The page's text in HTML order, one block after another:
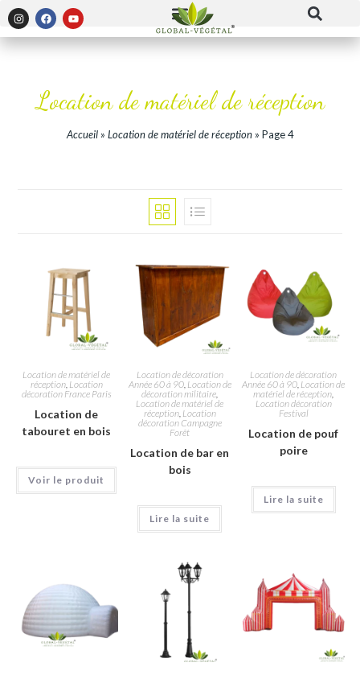
Location de matériel de réception
Accueil» Location de matériel de réception» Page 4
Location de matériel de
réception, Location
décoration France Paris
Location de
tabouret en bois
Voir le produit
Location de décoration
Année 60 à 90, Location de
décoration militaire
Location de matériel de
réception, Location
décoration Campagne
Forêt
Location de bar en
bois
Lire la suite
Location de décoration
Année 60 à 90 Location de
matériel de réception
Location décoration
Festival
Location de pouf
poire
Lire la suite